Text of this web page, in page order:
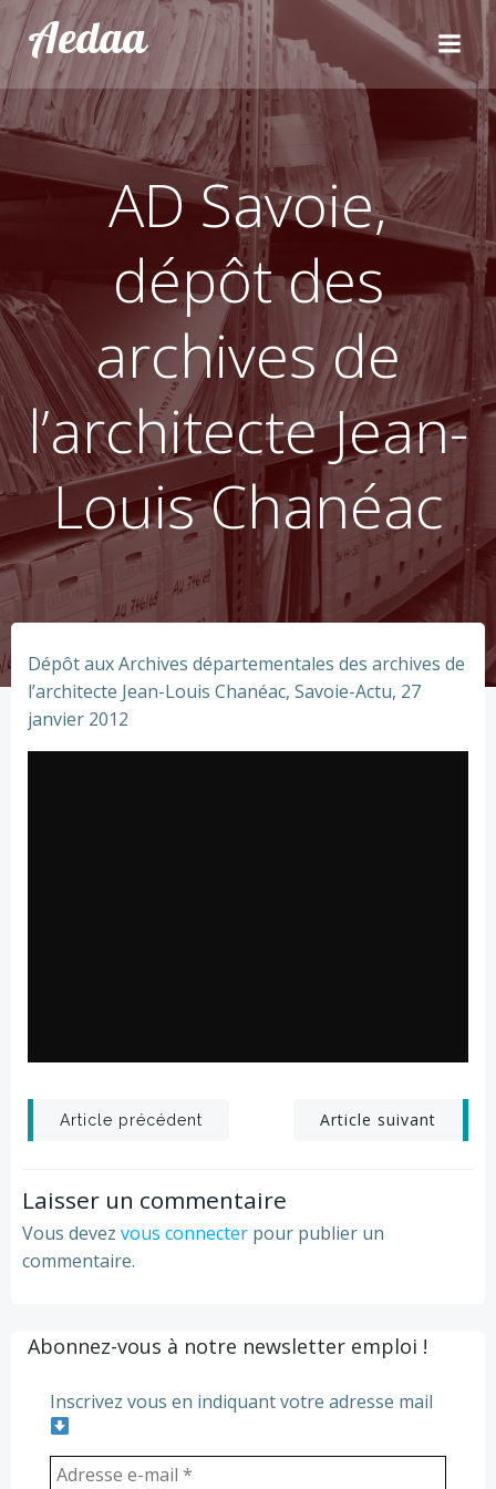
Aller
au
contenu
Aedaa
AD Savoie,
dépôt des
archives de
l’architecte Jean-
Louis Chanéac
Dépôt aux Archives départementales des archives de
l’architecte Jean-Louis Chanéac, Savoie-Actu, 27
janvier 2012
Post
navigation
Article précédent
Post
navigation
Article suivant
Laisser un commentaire
Vous devez vous connecter pour publier un
commentaire.
Abonnez-vous à notre newsletter emploi !
Inscrivez vous en indiquant votre adresse mail